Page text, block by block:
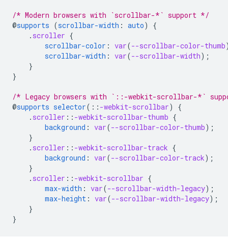
/* Modern browsers with `scrollbar-*` support */
@supports (scrollbar-width : auto)
{
. scroller {
scrollbar-color : var(--scrollbar-color-thumb
scrollbar-width : var(--scrollbar-width);
}
}
/* Legacy browsers with `::-webkit-scrollbar-*`
@supports selector( :: -webkit-scrollbar)
{
. scroller :: -webkit-scrollbar-thumb {
background : var(--scrollbar-color-thumb);
}
. scroller :: -webkit-scrollbar-track {
background : var(--scrollbar-color-track);
}
. scroller :: -webkit-scrollbar {
max-width : var(--scrollbar-width-legacy);
max-height : var(--scrollbar-width-legacy);
}
}